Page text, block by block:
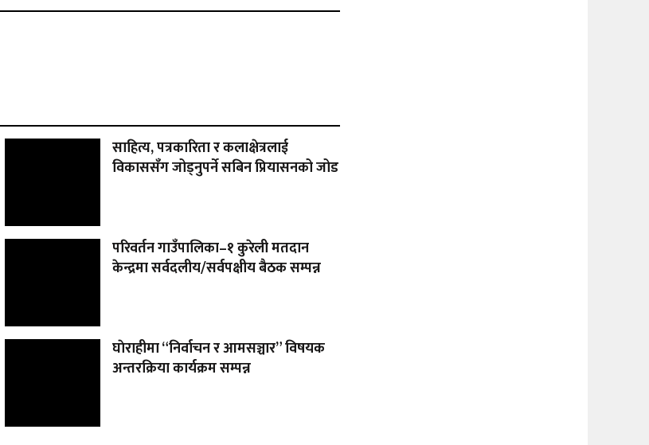
साहित्य, पत्रकारिता र कलाक्षेत्रलाई
विकाससँग जोड्नुपर्ने सबिन प्रियासनको जोड
परिवर्तन गाउँपालिका–१ कुरेली मतदान
केन्द्रमा सर्वदलीय/सर्वपक्षीय बैठक सम्पन्न
घाेराहीमा “निर्वाचन र आमसञ्चार” विषयक
अन्तरक्रिया कार्यक्रम सम्पन्न